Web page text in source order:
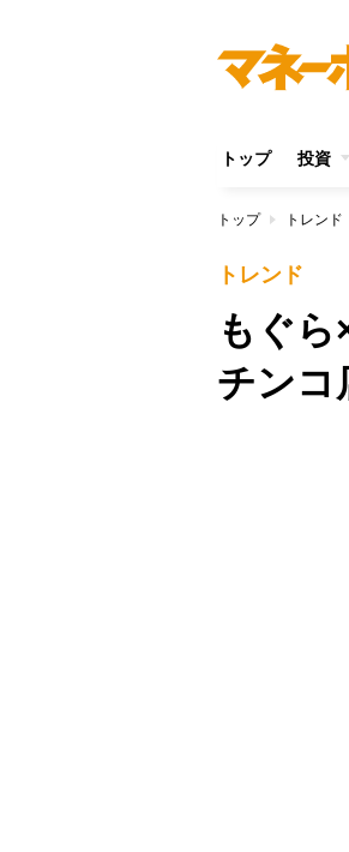
トップ 投資
トップ トレンド
トレンド
もぐ
チンコ